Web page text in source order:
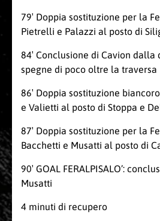
79′ Doppia sostituzione per la
Pietrelli e Palazzi al posto di
84′ Conclusione di Cavion dalla
spegne di poco oltre la traversa
86′ Doppia sostituzione
e Valietti al posto di Stoppa e
87′ Doppia sostituzione per la
Bacchetti e Musatti al posto di
90′ GOAL FERALPISALO’:
Musatti
4 minuti di recupero